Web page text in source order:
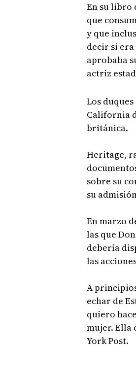
En su libro
que
y que
decir si era
aprobaba
actriz
Los
California
británica.
Heritage,
sobre su
su
En marzo
las que
debería
las
A
echar de
quiero
mujer. Ella
York Post.